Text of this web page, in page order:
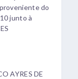
do
junto à
AYRES DE